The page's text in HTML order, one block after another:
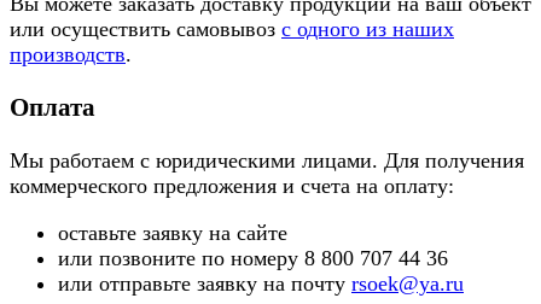
или осуществить самовывоз с одного из наших
производств.
Оплата
Мы работаем с юридическими лицами. Для получения
коммерческого предложения и счета на оплату:
оставьте заявку на сайте
или позвоните по номеру 8 800 707 44 36
или отправьте заявку на почту rsoek@ya.ru